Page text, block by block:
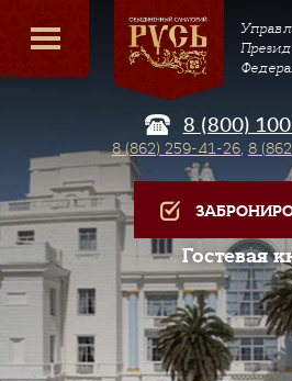
8 (800)
8 (862) 259-41-26, 8
Гостевая